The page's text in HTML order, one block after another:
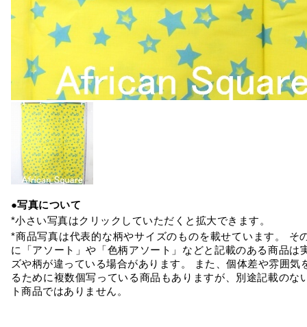
●写真について
*小さい写真はクリックしていただくと拡大できます。
*商品写真は代表的な柄やサイズのものを載せています。 そ
に「アソート」や「色柄アソート」などと記載のある商品は
ズや柄が違っている場合があります。 また、個体差や雰囲気
るために複数個写っている商品もありますが、別途記載のな
ト商品ではありません。